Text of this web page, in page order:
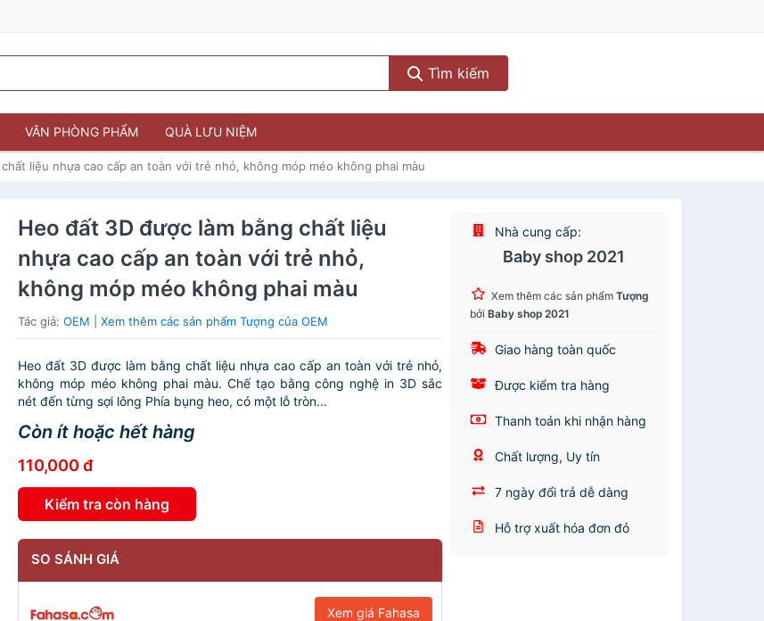
Tìm kiếm
VĂN PHÒNG PHẨM QUÀ LƯU NIỆM
liệu nhựa cao cấp an toàn với trẻ nhỏ, không móp méo không phai màu
Heo đất 3D được làm bằng chất liệu
nhựa cao cấp an toàn với trẻ nhỏ,
không móp méo không phai màu
Tác giả:OEM |Xem thêm các sản phẩm Tượng của OEM
Heo đất 3D được làm bằng chất liệu nhựa cao cấp an toàn với trẻ nhỏ,
không móp méo không phai màu. Chế tạo bằng công nghệ in 3D sắc
nét đến từng sợi lông Phía bụng heo, có một lỗ tròn...
Còn ít hoặc hết hàng
110,000 đ
Kiểm tra còn hàng
SO SÁNH GIÁ
Xem giá Fahasa
Nhà cung cấp:
Baby shop 2021
Xem thêm các sản phẩmTượng
bởiBaby shop 2021
Giao hàng toàn quốc
Được kiểm tra hàng
Thanh toán khi nhận hàng
Chất lượng, Uy tín
7 ngày đổi trả dễ dàng
Hỗ trợ xuất hóa đơn đỏ